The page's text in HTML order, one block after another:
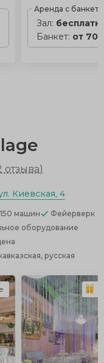
Аренда с
Зал:
Банкет: от
отзыва)
Киевская, 4
машин
Фейерверк
оборудование
русская